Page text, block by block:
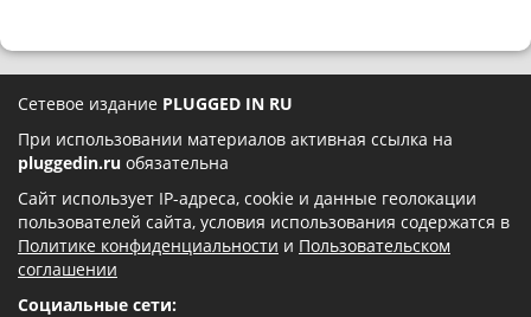
Сетевое издание PLUGGED IN RU
При использовании материалов активная ссылка на
pluggedin.ru обязательна
Сайт использует IP-адреса, cookie и данные геолокации
пользователей сайта, условия использования содержатся в
Политике конфиденциальности и Пользовательском
соглашении
Социальные сети: